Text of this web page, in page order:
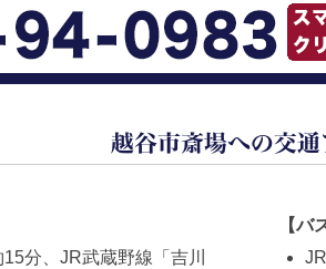
越谷市斎場への交通
分、JR武蔵野線「吉川
【バ